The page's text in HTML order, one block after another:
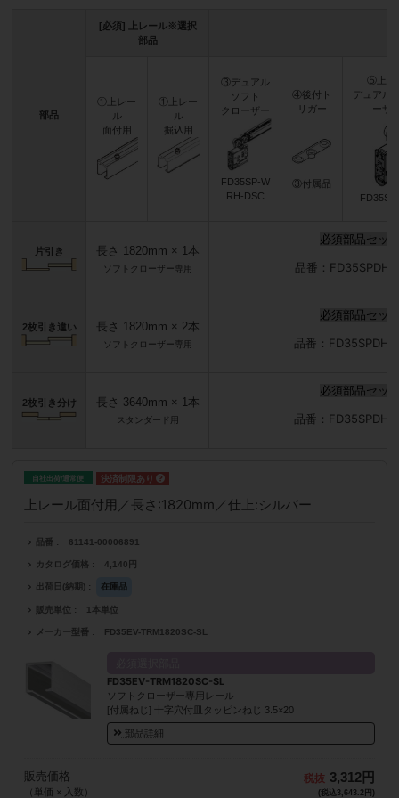
部品
[必須] 上レール※選択
部品
①上レー
ル
面付用
①上レー
ル
掘込用
③デュアル
ソフト
クローザー
FD35SP-W
RH-DSC
④後付ト
リガー
③付属品
⑤上ロ
デュアル
ーザ
片引き 長さ 1820mm × 1本
ソフトクローザー専用
必須部品セッ
品番：
2枚引き違い 長さ 1820mm × 2本
ソフトクローザー専用
必須部品セッ
品番：
2枚引き分け 長さ 3640mm × 1本
スタンダード用
必須部品セッ
品番：
自社出荷/通常便
上レール面付用／長さ:1820mm／仕上:シルバー
品番 61141-00006891
カタログ価格 4,140円
出荷日(納期) 在庫品
販売単位 1本単位
メーカー型番 FD35EV-TRM1820SC-SL
FD35EV-TRM1820SC-SL
ソフトクローザー専用レール
[付属ねじ] 十字穴付皿タッピンねじ 3.5×20
部品詳細
販売価格
（単価 × 入数）
3,312円
(税込3,643.2円)